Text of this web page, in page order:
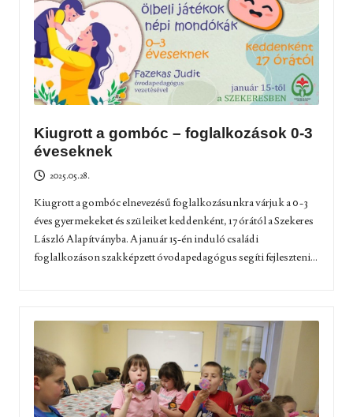
Kiugrott a gombóc – foglalkozások 0-3
éveseknek
2025.05.28.
Kiugrott a gombóc elnevezésű foglalkozásunkra várjuk a 0-3
éves gyermekeket és szüleiket keddenként, 17 órától a Szekeres
László Alapítványba. A január 15-én induló családi
foglalkozáson szakképzett óvodapedagógus segíti fejleszteni...